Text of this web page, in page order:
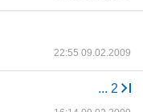
22:55 09.02.2009
... 2